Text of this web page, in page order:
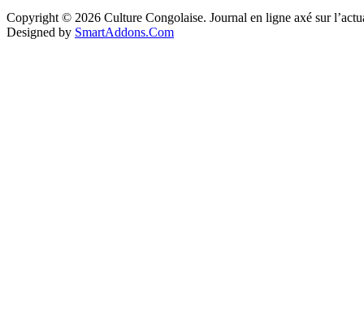
Copyright © 2026 Culture Congolaise. Journal en ligne axé sur
Designed by SmartAddons.Com